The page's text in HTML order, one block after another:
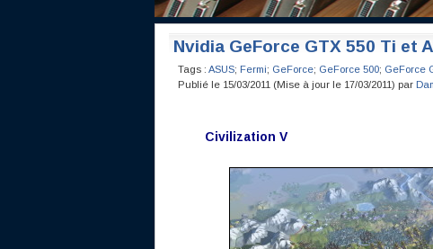
Nvidia GeForce GTX 550 Ti et
Tags : ASUS; Fermi; GeForce; GeForce 500; GeForce
Publié le 15/03/2011 (Mise à jour le 17/03/2011) par
Civilization V